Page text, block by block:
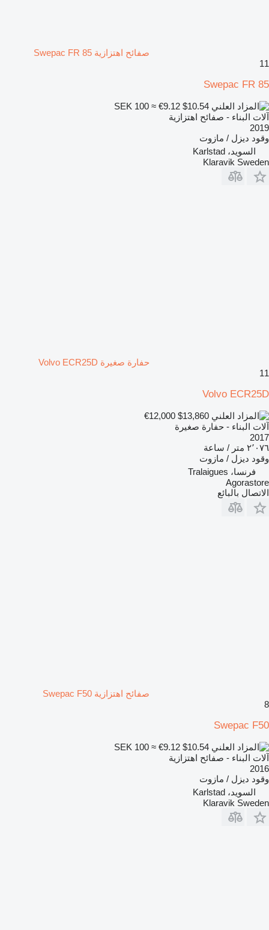
صفائح اهتزازية Swepac FR 85
11
Swepac FR 85
SEK 100 ≈ €9.12
آلات البناء - صفائح اهتزازية
2019
وقود ديزل / مازوت
السويد، Karlstad
Klaravik Sweden
حفارة صغيرة Volvo ECR25D
11
Volvo ECR25D
€12,000
آلات البناء - حفارة صغيرة
2017
٢٬٠٧٦ متر / ساعة
وقود ديزل / مازوت
فرنسا، Tralaigues
Agorastore
الاتصال بالبائع
صفائح اهتزازية Swepac F50
8
Swepac F50
SEK 100 ≈ €9.12
آلات البناء - صفائح اهتزازية
2016
وقود ديزل / مازوت
السويد، Karlstad
Klaravik Sweden